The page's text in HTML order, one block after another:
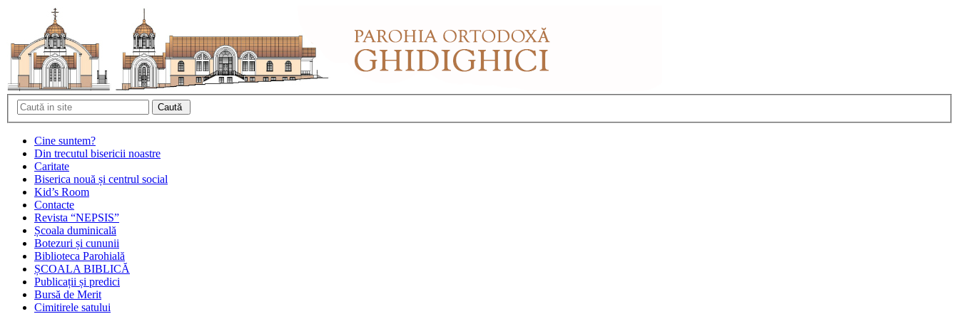
Cine suntem?
Din trecutul bisericii noastre
Caritate
Biserica nouă și centrul social
Kid’s Room
Contacte
Revista “NEPSIS”
Școala duminicală
Botezuri și cununii
Biblioteca Parohială
ȘCOALA BIBLICĂ
Publicații și predici
Bursă de Merit
Cimitirele satului